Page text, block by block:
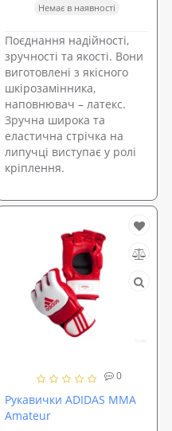
Немає в наявності
Поєднання надійності,
зручності та якості. Вони
виготовлені з якісного
шкірозамінника,
наповнювач – латекс.
Зручна широка та
еластична стрічка на
липучці виступає у ролі
кріплення.
0
Рукавички ADIDAS MMA
Amateur